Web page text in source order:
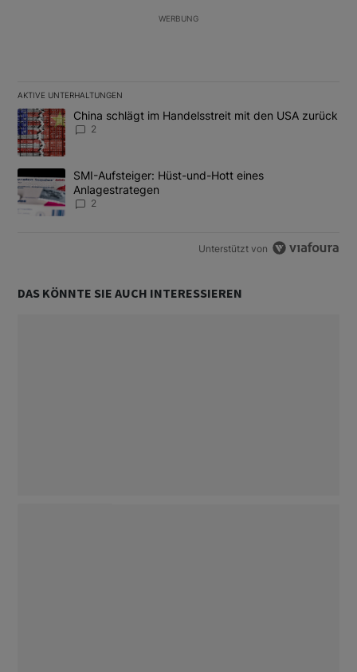
WERBUNG
AKTIVE UNTERHALTUNGEN
Das Folgende ist eine Liste der am meisten kommentierten
Ein Trendartikel mit dem Titel "China schlägt im Handelsstreit
China schlägt im Handelsstreit mit den USA zurück
2
Ein Trendartikel mit dem Titel "SMI-Aufsteiger: Hüst-und-Hott
SMI-Aufsteiger: Hüst-und-Hott eines
Anlagestrategen
2
Unterstützt von
DAS KÖNNTE SIE AUCH INTERESSIEREN